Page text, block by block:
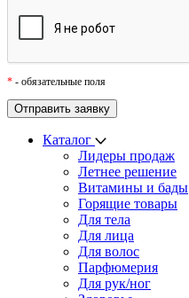
* - обязательные поля
Каталог
Лидеры продаж
Летнее решение
Витамины и бады
Горящие товары
Для тела
Для лица
Для волос
Парфюмерия
Для рук/ног